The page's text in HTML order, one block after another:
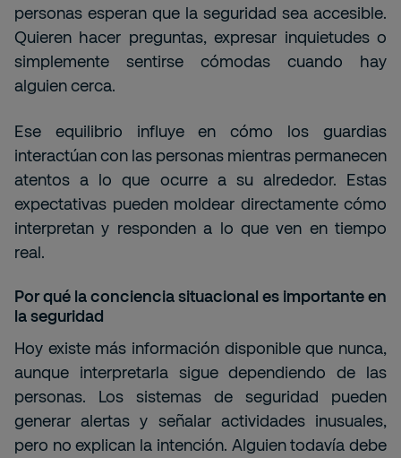
personas esperan que la seguridad sea accesible.
Quieren hacer preguntas, expresar inquietudes o
simplemente sentirse cómodas cuando hay
alguien cerca.
Ese equilibrio influye en cómo los guardias
interactúan con las personas mientras permanecen
atentos a lo que ocurre a su alrededor. Estas
expectativas pueden moldear directamente cómo
interpretan y responden a lo que ven en tiempo
real.
Por qué la conciencia situacional es importante en
la seguridad
Hoy existe más información disponible que nunca,
aunque interpretarla sigue dependiendo de las
personas.
Los sistemas de seguridad pueden
generar alertas y señalar actividades inusuales,
pero no explican la intención. Alguien todavía debe